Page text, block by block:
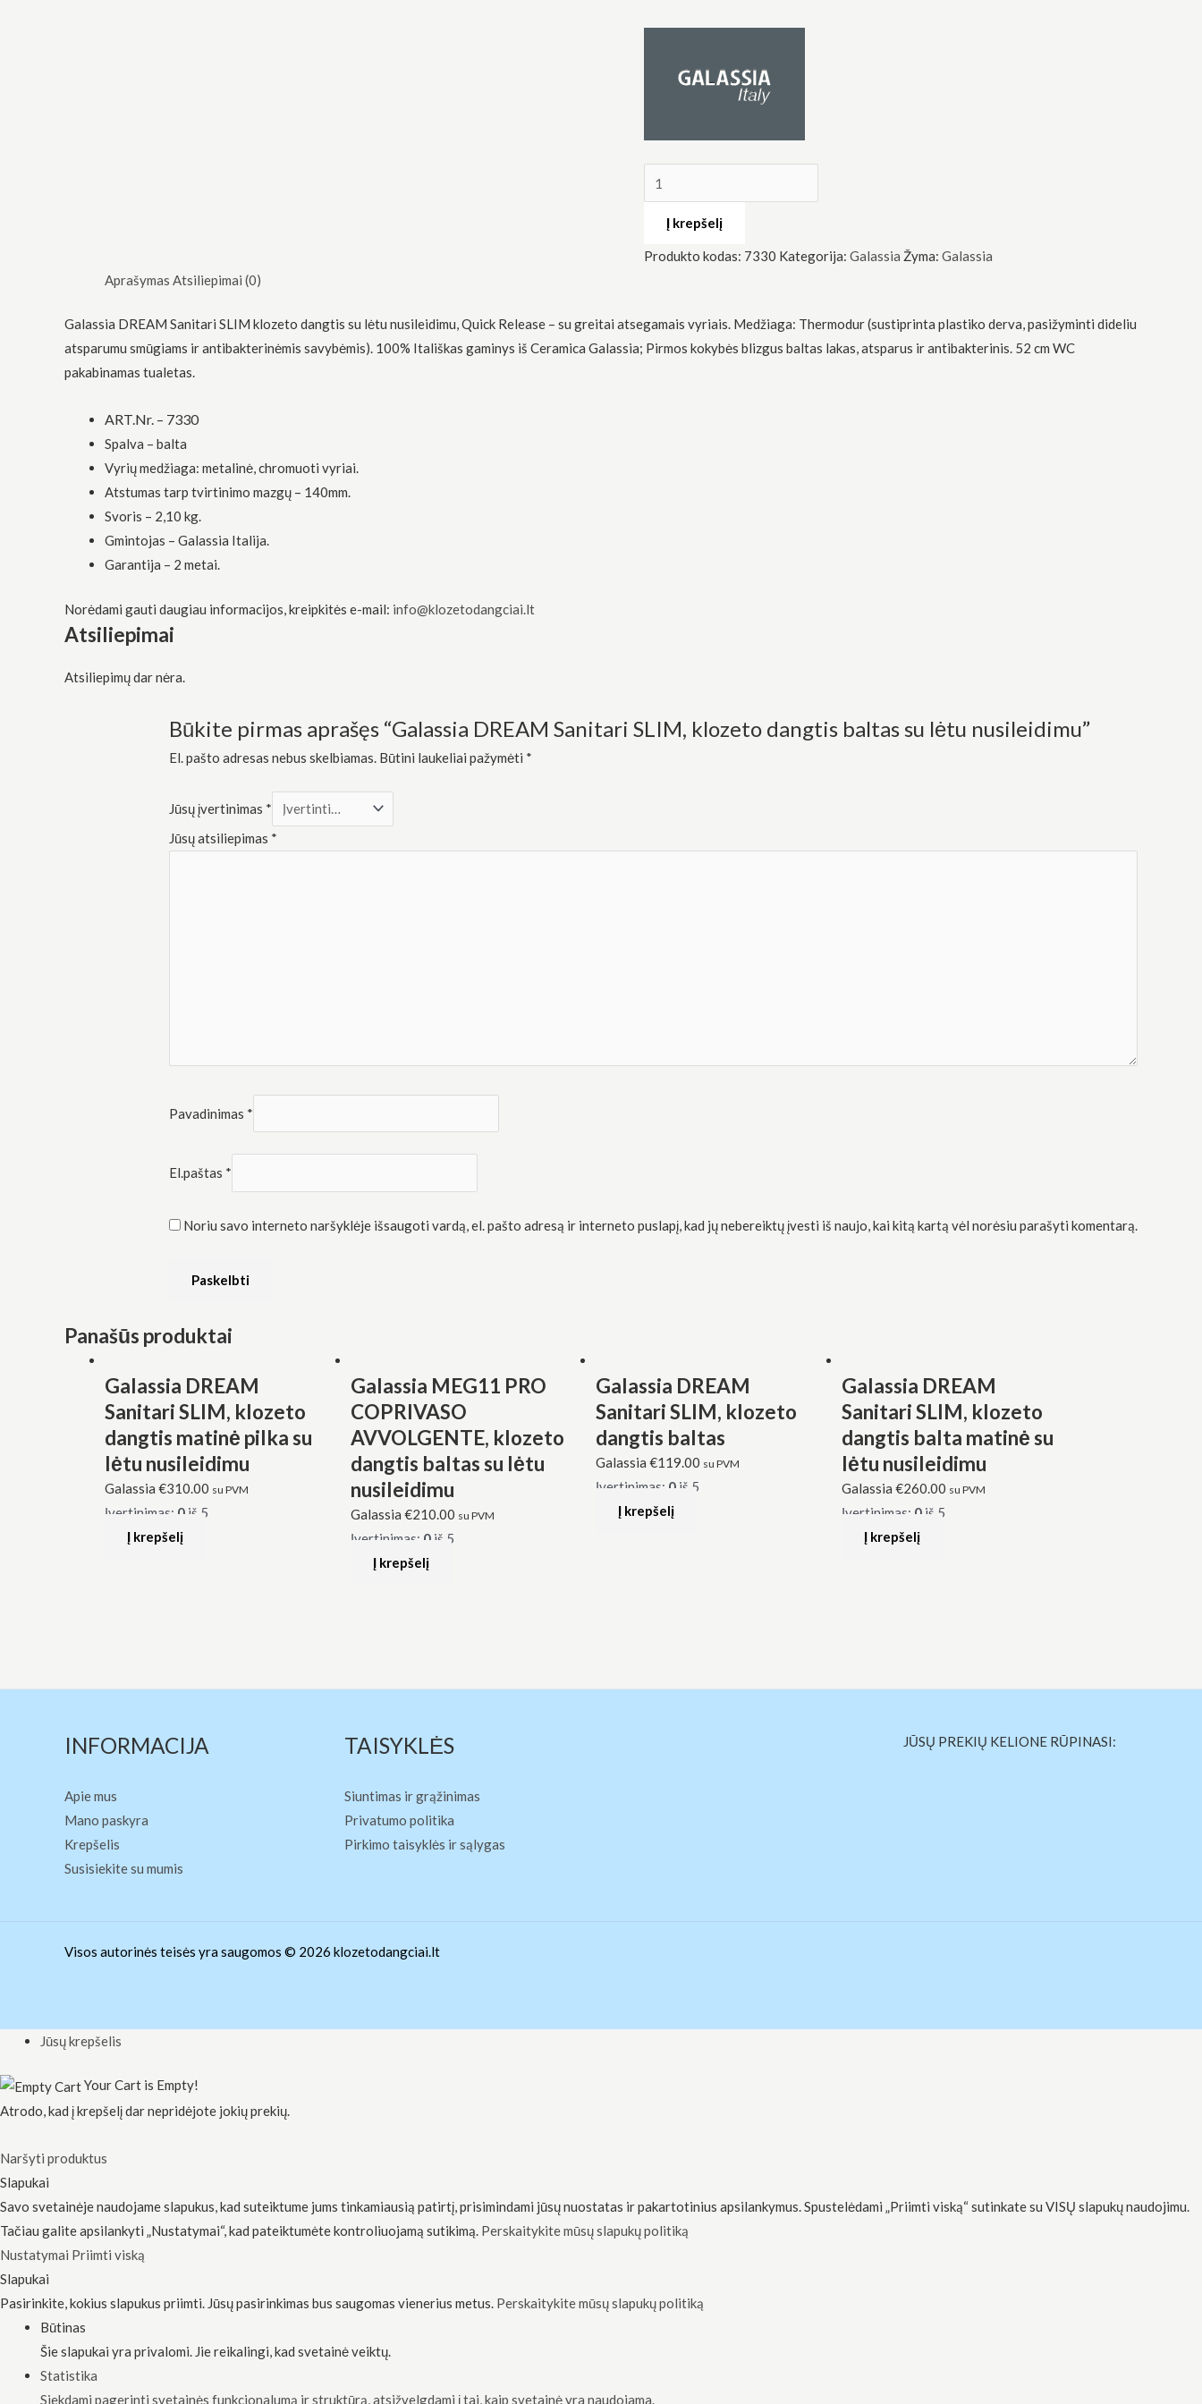
Į krepšelį
Produkto kodas: 7330 Kategorija: Galassia Žyma: Galassia
Aprašymas Atsiliepimai (0)
Galassia DREAM Sanitari SLIM klozeto dangtis su lėtu nusileidimu, ​​Quick Release – su greitai atsegamais vyriais. Medžiaga: Thermodur (sustiprinta plastiko derva, pasižyminti dideliu
atsparumu smūgiams ir antibakterinėmis savybėmis). 100% Itališkas gaminys iš Ceramica Galassia; Pirmos kokybės blizgus baltas lakas, atsparus ir antibakterinis. 52 cm WC
pakabinamas tualetas.
ART.Nr. – 7330
Spalva – balta
Vyrių medžiaga: metalinė, chromuoti vyriai.
Atstumas tarp tvirtinimo mazgų – 140mm.
Svoris – 2,10 kg.
Gmintojas – Galassia Italija.
Garantija – 2 metai.
Norėdami gauti daugiau informacijos, kreipkitės e-mail: info@klozetodangciai.lt
Atsiliepimai
Atsiliepimų dar nėra.
Būkite pirmas aprašęs “Galassia DREAM Sanitari SLIM, klozeto dangtis baltas su lėtu nusileidimu”
El. pašto adresas nebus skelbiamas. Būtini laukeliai pažymėti *
Jūsų įvertinimas *
Jūsų atsiliepimas *
Pavadinimas *
El.paštas *
Noriu savo interneto naršyklėje išsaugoti vardą, el. pašto adresą ir interneto puslapį, kad jų nebereiktų įvesti iš naujo, kai kitą kartą vėl norėsiu parašyti komentarą.
Panašūs produktai
Galassia DREAM
Sanitari SLIM, klozeto
dangtis matinė pilka su
lėtu nusileidimu
Galassia €310.00 su PVM
Įvertinimas: 0 iš 5
Į krepšelį
Galassia MEG11 PRO
COPRIVASO
AVVOLGENTE, klozeto
dangtis baltas su lėtu
nusileidimu
Galassia €210.00 su PVM
Įvertinimas: 0iš 5
Į krepšelį
Galassia DREAM
Sanitari SLIM, klozeto
dangtis baltas
Galassia€119.00 su PVM
Įvertinimas: 0 iš 5
Į krepšelį
Galassia DREAM
Sanitari SLIM, klozeto
dangtis balta matinė su
lėtu nusileidimu
Galassia€260.00 su PVM
Įvertinimas: 0 iš 5
Į krepšelį
INFORMACIJA
Apie mus
Mano paskyra
Krepšelis
Susisiekite su mumis
TAISYKLĖS
Siuntimas ir grąžinimas
Privatumo politika
Pirkimo taisyklės ir sąlygas
JŪSŲ PREKIŲ KELIONE RŪPINASI:
Visos autorinės teisės yra saugomos © 2026 klozetodangciai.lt
Jūsų krepšelis
Your Cart is Empty!
Atrodo, kad į krepšelį dar nepridėjote jokių prekių.
Naršyti produktus
Slapukai
Savo svetainėje naudojame slapukus, kad suteiktume jums tinkamiausią patirtį, prisimindami jūsų nuostatas ir pakartotinius apsilankymus. Spustelėdami „Priimti viską“ sutinkate su VISŲ slapukų naudojimu.
Tačiau galite apsilankyti „Nustatymai“, kad pateiktumėte kontroliuojamą sutikimą. Perskaitykite mūsų slapukų politiką
Nustatymai Priimti viską
Slapukai
Pasirinkite, kokius slapukus priimti. Jūsų pasirinkimas bus saugomas vienerius metus. Perskaitykite mūsų slapukų politiką
Būtinas
Šie slapukai yra privalomi. Jie reikalingi, kad svetainė veiktų.
Statistika
Siekdami pagerinti svetainės funkcionalumą ir struktūrą, atsižvelgdami į tai, kaip svetainė yra naudojama.